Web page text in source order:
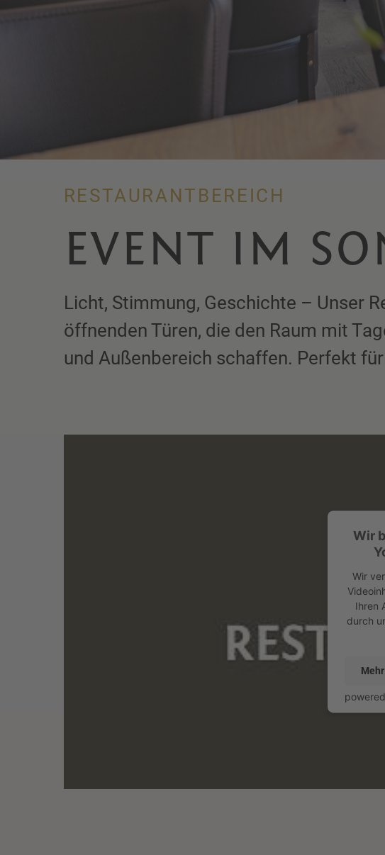
RESTAURANTBEREICH
EVENT IM
Licht, Stimmung, Geschichte – Unser
öffnenden Türen, die den Raum mit
und Außenbereich schaffen. Perfekt
Wir
Wir
Ihren
durch